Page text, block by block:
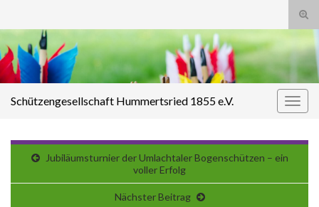
Search for:
Schützengesellschaft Hummertsried 1855 e.V.
Jubiläumsturnier der Umlachtaler Bogenschützen – ein
voller Erfolg
Nächster Beitrag